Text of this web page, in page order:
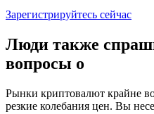
Копирование торговли
Присоединяйтесь к
Зарегистрируйтесь сейчас
Люди также
вопросы о
Рынки криптовалют крайне
резкие колебания цен. Вы